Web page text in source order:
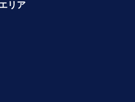
リア